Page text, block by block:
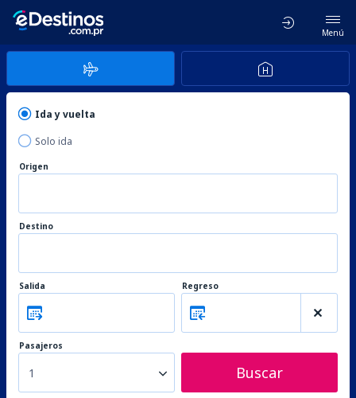
Menú
Ida y vuelta
Solo ida
Origen
Destino
Salida Regreso
Pasajeros
1 Buscar